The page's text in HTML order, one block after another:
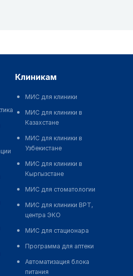
клиникам
МИС для клиники
МИС для клиники в
Казахстане
МИС для клиники в
Узбекистане
МИС для клиники в
Кыргызстане
МИС для стоматологии
МИС для клиники ВРТ,
центра ЭКО
МИС для стационара
Программа для аптеки
Автоматизация блока
питания